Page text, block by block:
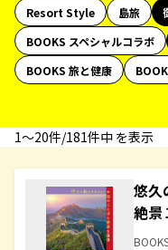
Resort Style
島旅
BOOKS スペシャルコラボ
BOOKS 旅と健康
1〜20件/181件中 を表示
悠久
絶景